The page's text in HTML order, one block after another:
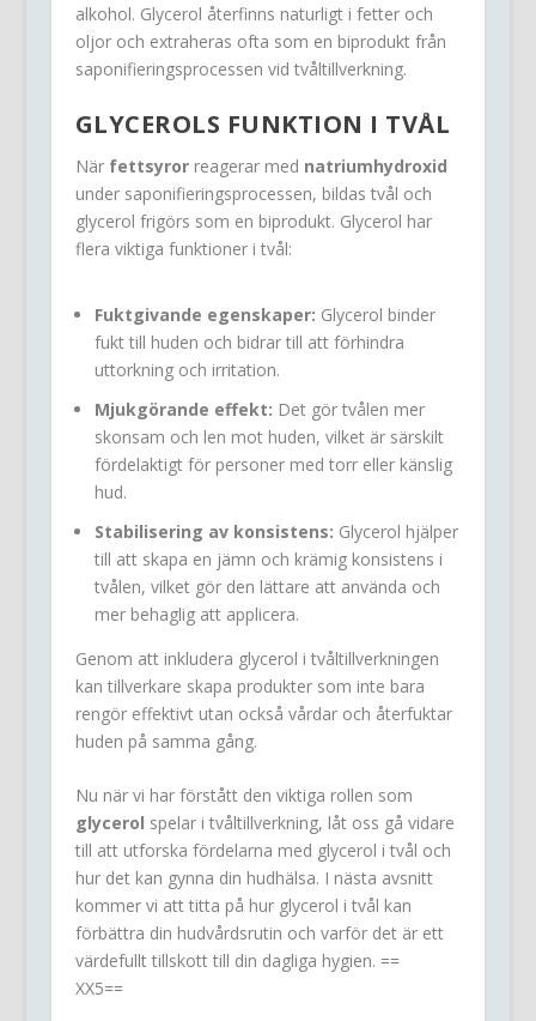
alkohol. Glycerol återfinns naturligt i fetter och
oljor och extraheras ofta som en biprodukt från
saponifieringsprocessen vid tvåltillverkning.
GLYCEROLS FUNKTION I TVÅL
När fettsyrorreagerar med natriumhydroxid
under saponifieringsprocessen, bildas tvål och
glycerol frigörs som en biprodukt. Glycerol har
flera viktiga funktioner i tvål:
Fuktgivande egenskaper: Glycerol binder
fukt till huden och bidrar till att förhindra
uttorkning och irritation.
Mjukgörande effekt: Det gör tvålen mer
skonsam och len mot huden, vilket är särskilt
fördelaktigt för personer med torr eller känslig
hud.
Stabilisering av konsistens: Glycerol hjälper
till att skapa en jämn och krämig konsistens i
tvålen, vilket gör den lättare att använda och
mer behaglig att applicera.
Genom att inkludera glycerol i tvåltillverkningen
kan tillverkare skapa produkter som inte bara
rengör effektivt utan också vårdar och återfuktar
huden på samma gång.
Nu när vi har förstått den viktiga rollen som
glycerol spelar i tvåltillverkning, låt oss gå vidare
till att utforska fördelarna med glycerol i tvål och
hur det kan gynna din hudhälsa. I nästa avsnitt
kommer vi att titta på hur glycerol i tvål kan
förbättra din hudvårdsrutin och varför det är ett
värdefullt tillskott till din dagliga hygien. ==
XX5==